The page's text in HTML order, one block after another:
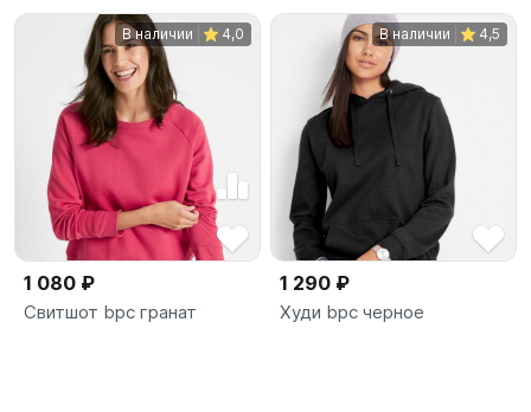
В наличии 4,0
1 080 ₽
Свитшот bpc гранат
В наличии 4,5
1 290 ₽
Худи bpc черное